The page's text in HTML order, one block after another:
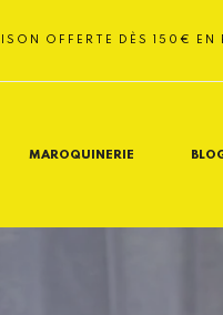
DÈS 150€ EN FRANCE
MAROQUINERIE